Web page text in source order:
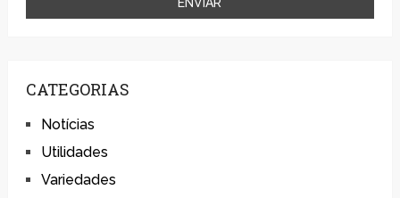
CATEGORIAS
Notícias
Utilidades
Variedades